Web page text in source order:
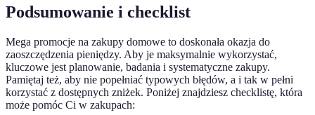
Podsumowanie i checklist
Mega promocje na zakupy domowe to doskonała okazja do
zaoszczędzenia pieniędzy. Aby je maksymalnie wykorzystać,
kluczowe jest planowanie, badania i systematyczne zakupy.
Pamiętaj też, aby nie popełniać typowych błędów, a i tak w pełni
korzystać z dostępnych zniżek. Poniżej znajdziesz checklistę, która
może pomóc Ci w zakupach: